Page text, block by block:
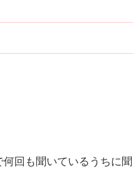
回も聞いているうちに聞